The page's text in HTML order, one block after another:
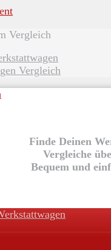
Vergleich
Vergleich
Finde Deinen
Vergleiche
Bequem und